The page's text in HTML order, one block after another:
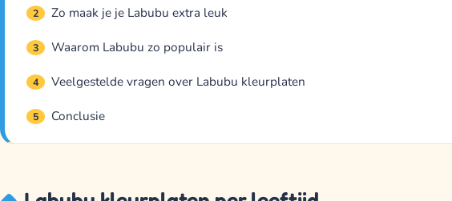
2 Zo maak je je Labubu extra leuk
3 Waarom Labubu zo populair is
4 Veelgestelde vragen over Labubu kleurplaten
5 Conclusie